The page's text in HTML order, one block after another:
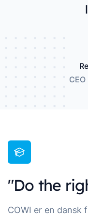
"Do the
COWI er en dansk